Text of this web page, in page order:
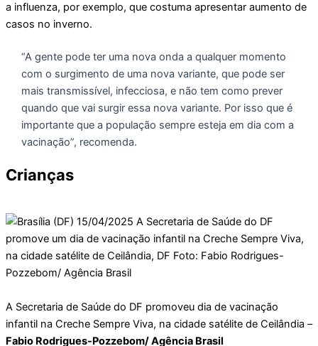
a influenza, por exemplo, que costuma apresentar aumento de
casos no inverno.
“A gente pode ter uma nova onda a qualquer momento
com o surgimento de uma nova variante, que pode ser
mais transmissível, infecciosa, e não tem como prever
quando que vai surgir essa nova variante. Por isso que é
importante que a população sempre esteja em dia com a
vacinação”, recomenda.
Crianças
A Secretaria de Saúde do DF promoveu dia de vacinação
infantil na Creche Sempre Viva, na cidade satélite de Ceilândia –
Fabio Rodrigues-Pozzebom/ Agência Brasil